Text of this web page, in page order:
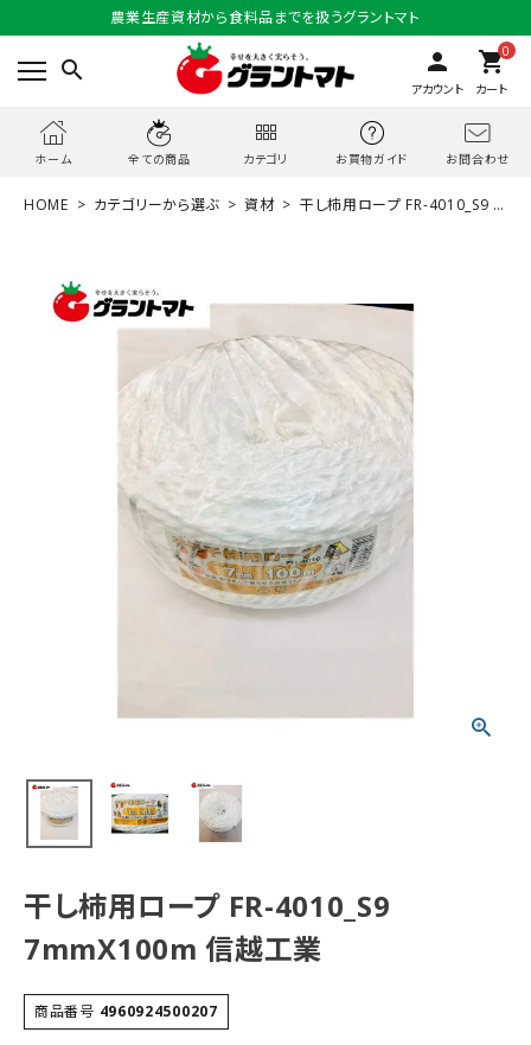
農業生産資材から食料品までを扱うグラントマト
search person
アカウント
0
shopping_cart
カート
ホーム 全ての商品 カテゴリ お買物ガイド お問合わせ
HOME カテゴリーから選ぶ 資材
干し柿用ロープ FR-4010_S9 7
干し柿用ロープ FR-4010_S9
7mmX100m 信越工業
商品番号 4960924500207